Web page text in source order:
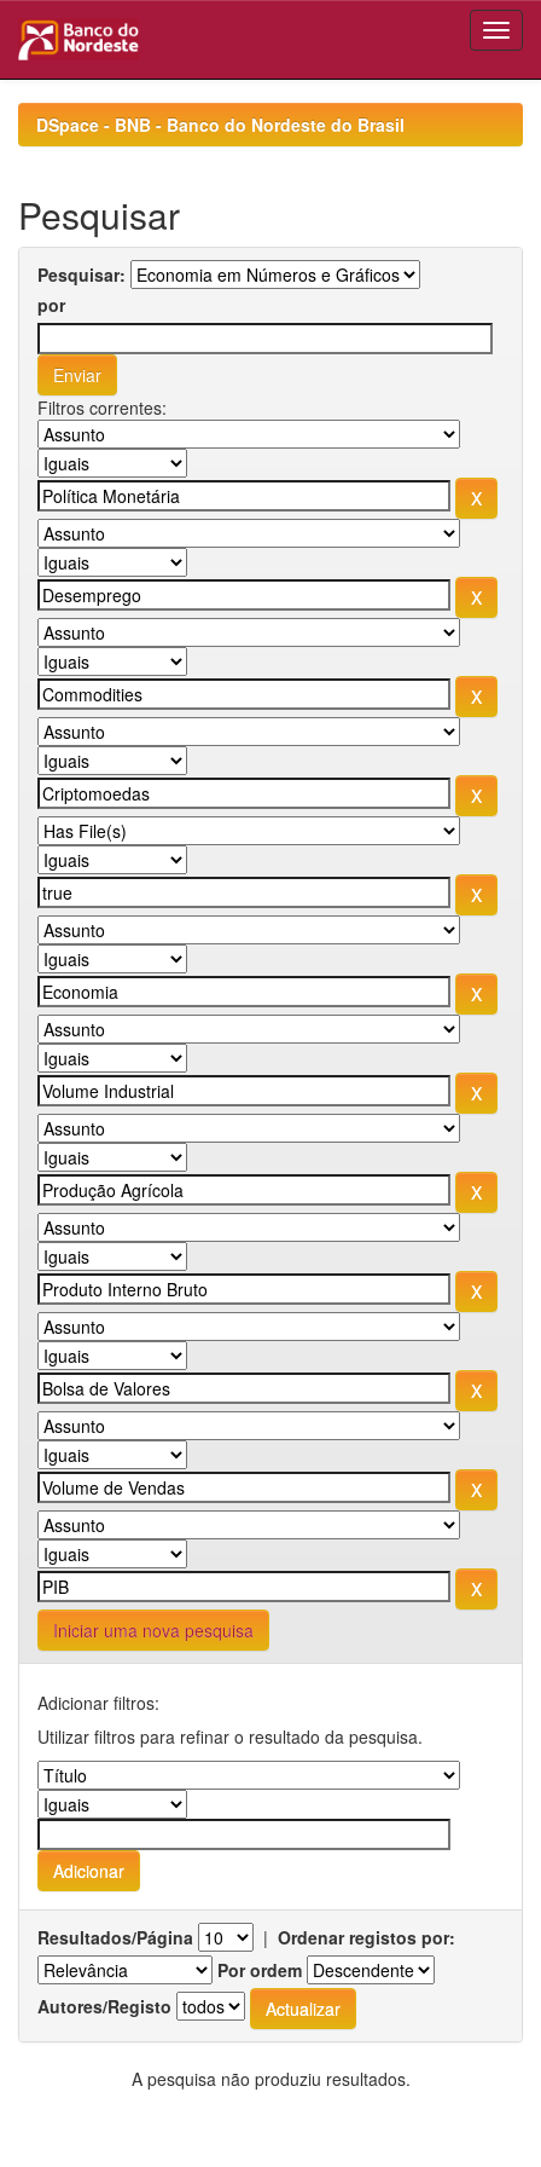
navigationDSpace - BNB - Banco do Nordeste do Brasil
Pesquisar
Pesquisar:
por
Filtros correntes:
Iniciar uma nova pesquisa
Adicionar filtros:
Utilizar filtros para refinar o resultado da pesquisa.
Resultados/Página | Ordenar registos por:
Por ordem
Autores/Registo
A pesquisa não produziu resultados.